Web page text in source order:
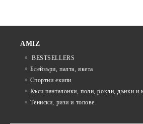
AMIZ
BESTSELLERS
Блейзъри, палта, якета
Спортни екипи
Къси панталонки, поли, рокли, дънки и
Тениски, ризи и топове